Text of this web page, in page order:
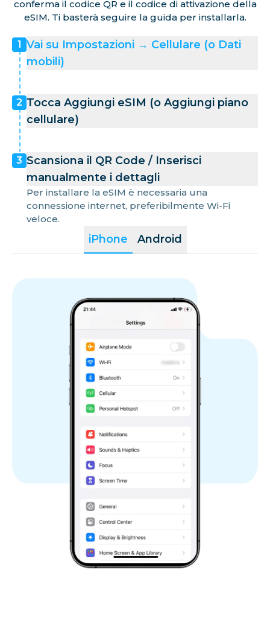
Isole Cayman
Costa Rica
Costa d'Avorio
Croazia
Congo
Danimarca
Dominica
Repubblica Dominicana
Egitto
Ecuador
conferma il codice QR e il codice di attivazione della
eSIM. Ti basterà seguire la guida per installarla.
iPhone Android
1 Vai su Impostazioni → Cellulare (o Dati
mobili)
2 Tocca Aggiungi eSIM (o Aggiungi piano
cellulare)
3 Scansiona il QR Code / Inserisci
manualmente i dettagli
Per installare la eSIM è necessaria una
connessione internet, preferibilmente Wi-Fi
veloce.